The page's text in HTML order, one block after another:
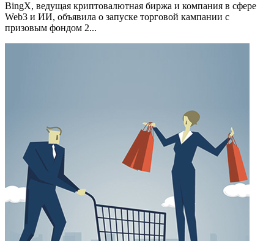
BingX, ведущая криптовалютная биржа и компания в сфере
Web3 и ИИ, объявила о запуске торговой кампании с
призовым фондом 2...